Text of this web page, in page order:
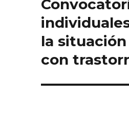
siguiente:
la
con